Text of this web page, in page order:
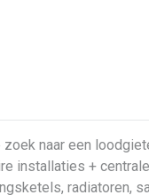
naar een loodgieter
radiatoren,